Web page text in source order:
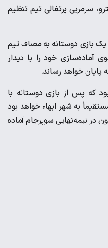
سرمربی پرتغالی تیم تنظیم
و طی یک بازی دوستانه به مصاف تیم
آماده‌سازی خود را با دیدار
پایان خواهد رساند.
که پس از بازی دوستانه با
به شهر ابهاء خواهد بود
در نیمه‌نهایی سوپرجام آماده